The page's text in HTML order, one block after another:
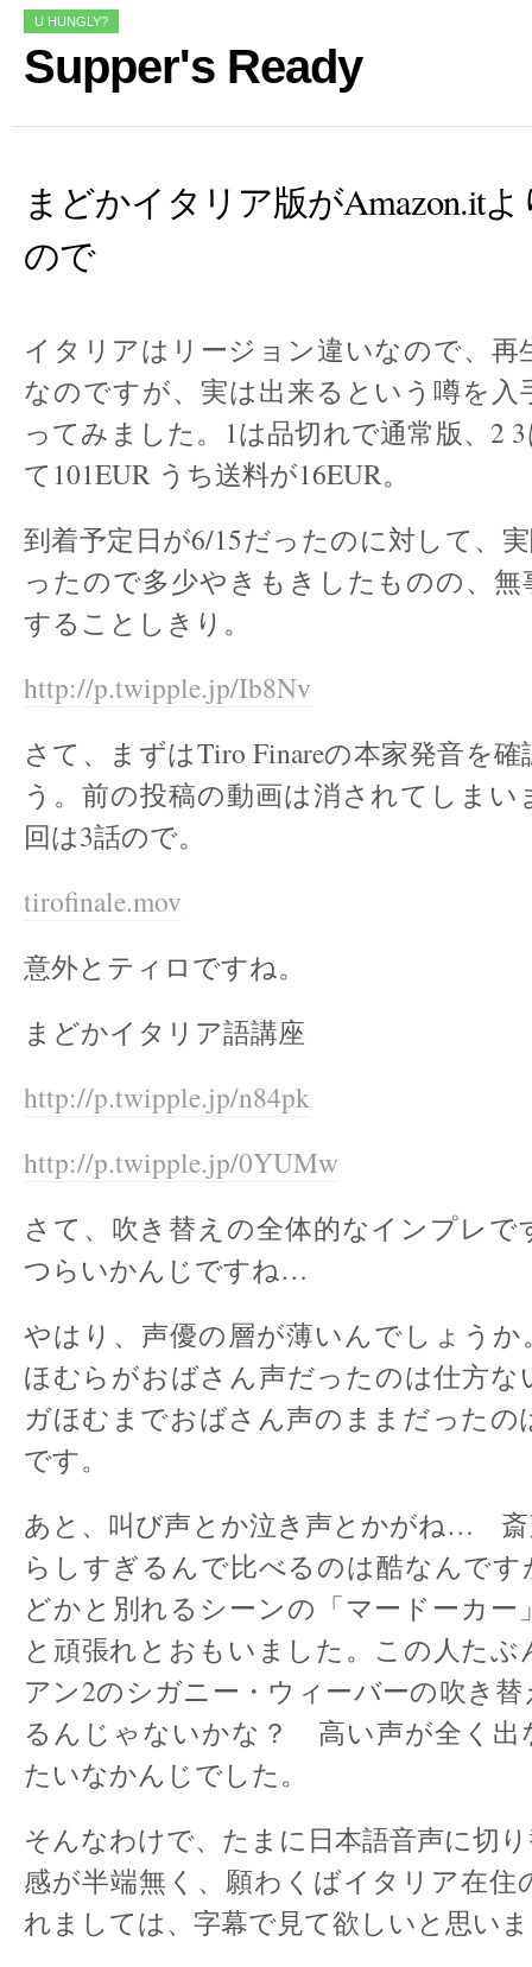
U HUNGLY?
Supper's Ready
まどかイタリア版がAmazon.it
ので
イタリアはリージョン違いなので、再
なのですが、実は出来るという噂を入
ってみました。1は品切れで通常版、2
て101EUR うち送料が16EUR。
到着予定日が6/15だったのに対して、
ったので多少やきもきしたものの、無
することしきり。
http://p.twipple.jp/Ib8Nv
さて、まずはTiro Finareの本家発音を
う。前の投稿の動画は消されてしま
回は3話ので。
tirofinale.mov
意外とティロですね。
まどかイタリア語講座
http://p.twipple.jp/n84pk
http://p.twipple.jp/0YUMw
さて、吹き替えの全体的なインプレで
つらいかんじですね…
やはり、声優の層が薄いんでしょうか
ほむらがおばさん声だったのは仕方な
ガほむまでおばさん声のままだったの
です。
あと、叫び声とか泣き声とかがね… 斎
らしすぎるんで比べるのは酷なんで
どかと別れるシーンの「マードーカー
と頑張れとおもいました。この人た
アン2のシガニー・ウィーバーの吹き
るんじゃないかな？ 高い声が全く出
たいなかんじでした。
そんなわけで、たまに日本語音声に切
感が半端無く、願わくばイタリア在住
れましては、字幕で見て欲しいと思い